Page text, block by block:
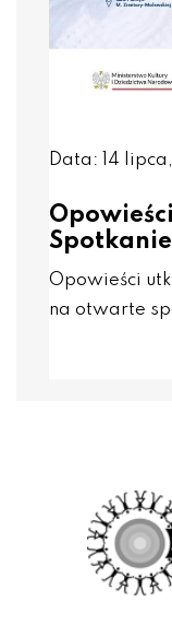
Data: 14
Opowieści
na otwarte